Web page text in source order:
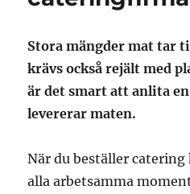
Stora mängder mat tar
krävs också rejält med
är det smart att anlita
levererar maten.
När du beställer catering
alla arbetsamma